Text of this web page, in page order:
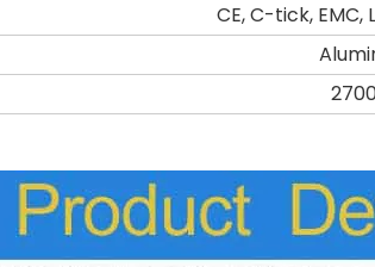
CE, C-tick, EMC,